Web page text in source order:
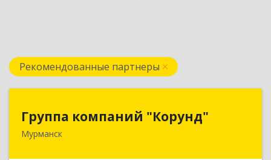
Рекомендованные партнеры
Группа компаний "Корунд"
Мурманск
Группа компаний "Корунд"
183025, Мурманская обл, Мурманск г, Тарана